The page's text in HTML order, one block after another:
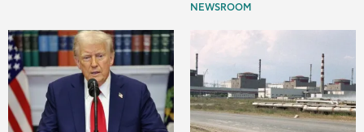
NEWSROOM